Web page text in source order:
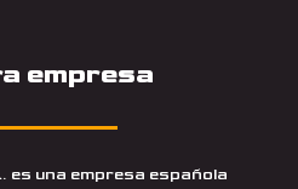
empresa
es una empresa española